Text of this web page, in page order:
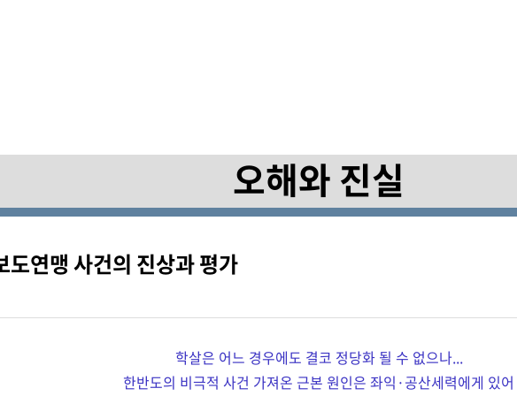
오해와 진실
연맹 사건의 진상과 평가
학살은 어느 경우에도 결코 정당화 될 수 없으나...
한반도의 비극적 사건 가져온 근본 원인은 좌익·공산세력에게 있어